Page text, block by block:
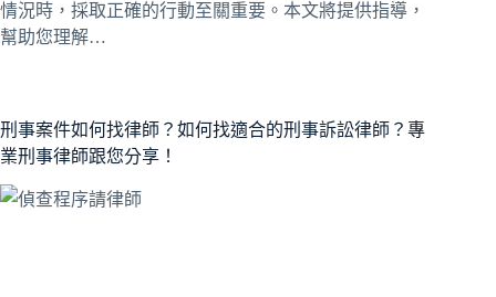
情況時，採取正確的行動至關重要。本文將提供指導，
幫助您理解…
刑事案件如何找律師？如何找適合的刑事訴訟律師？專
業刑事律師跟您分享！